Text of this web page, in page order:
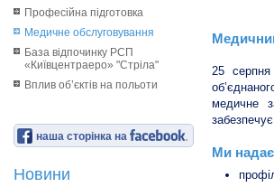
Професійна підготовка
Медичне обслуговування
База відпочинку РСП
«Київцентраеро» "Стріла"
Вплив об’єктів на польоти
наша сторінка на
Новини
25 серпня
медичне
Ми